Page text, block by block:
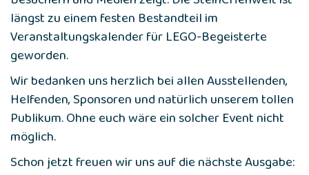
längst zu einem festen Bestandteil im
Veranstaltungskalender für LEGO-Begeisterte
geworden.
Wir bedanken uns herzlich bei allen Ausstellenden,
Helfenden, Sponsoren und natürlich unserem tollen
Publikum. Ohne euch wäre ein solcher Event nicht
möglich.
Schon jetzt freuen wir uns auf die nächste Ausgabe: